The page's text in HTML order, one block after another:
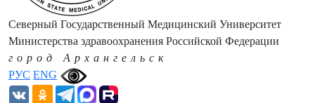
РУС ENG
Северный Государственный Медицинский Университет
Министерства здравоохранения Российской Федерации
город Архангельск